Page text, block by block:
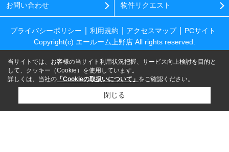
お問い合わせ 物件リクエスト
プライバシーポリシー 利用規約 アクセスマップ
PCサイト
Copyright(c) エールーム上野店 All rights reserved.
当サイトでは、お客様の当サイト利用状況把握、サービス向上検討を目的と
して、クッキー（Cookie）を使用しています。
詳しくは、当社の 「Cookieの取扱いについて」 をご確認ください。
閉じる